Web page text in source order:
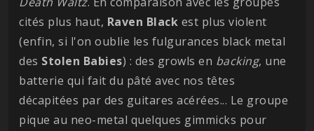
cités plus haut, Raven Black est plus violent
(enfin, si l'on oublie les fulgurances black metal
des Stolen Babies) : des growls en backing, une
batterie qui fait du pâté avec nos têtes
décapitées par des guitares acérées... Le groupe
pique au neo-metal quelques gimmicks pour